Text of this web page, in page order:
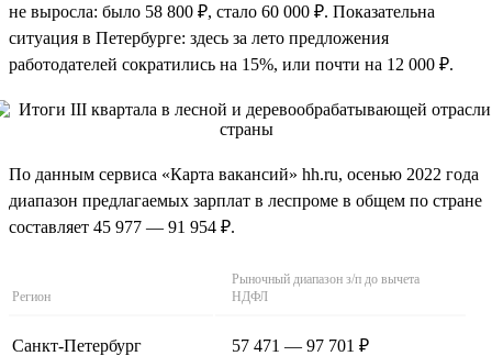
не выросла: было 58 800 ₽, стало 60 000 ₽. Показательна
ситуация в Петербурге: здесь за лето предложения
работодателей сократились на 15%, или почти на 12 000 ₽.
По данным сервиса «Карта вакансий» hh.ru, осенью 2022 года
диапазон предлагаемых зарплат в леспроме в общем по стране
составляет 45 977 — 91 954 ₽.
Регион
Рыночный диапазон з/п до вычета
НДФЛ
Санкт-Петербург 57 471 — 97 701 ₽